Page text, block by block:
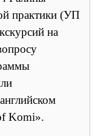
практики (УП
на
Komi».